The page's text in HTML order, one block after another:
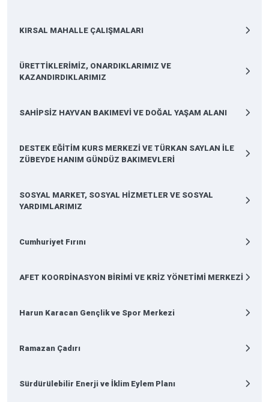
KIRSAL MAHALLE ÇALIŞMALARI
ÜRETTİKLERİMİZ, ONARDIKLARIMIZ VE
KAZANDIRDIKLARIMIZ
SAHİPSİZ HAYVAN BAKIMEVİ VE DOĞAL YAŞAM ALANI
DESTEK EĞİTİM KURS MERKEZİ VE TÜRKAN SAYLAN İLE
ZÜBEYDE HANIM GÜNDÜZ BAKIMEVLERİ
SOSYAL MARKET, SOSYAL HİZMETLER VE SOSYAL
YARDIMLARIMIZ
Cumhuriyet Fırını
AFET KOORDİNASYON BİRİMİ VE KRİZ YÖNETİMİ MERKEZİ
Harun Karacan Gençlik ve Spor Merkezi
Ramazan Çadırı
Sürdürülebilir Enerji ve İklim Eylem Planı